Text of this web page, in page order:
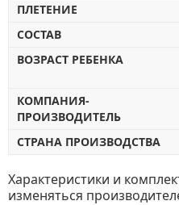
ПЛЕТЕНИЕ
СОСТАВ
ВОЗРАСТ РЕБЕНКА
КОМПАНИЯ-
ПРОИЗВОДИТЕЛЬ
СТРАНА ПРОИЗВОДСТВА
Характеристики и
изменяться